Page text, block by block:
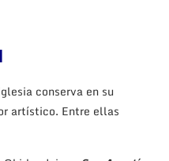
conserva en su
artístico. Entre ellas